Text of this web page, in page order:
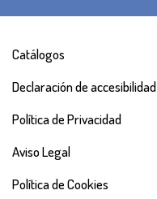
Catálogos
Declaración de accesibilidad
Política de Privacidad
Aviso Legal
Política de Cookies